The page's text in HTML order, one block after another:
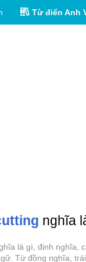
Từ điển Anh
nghĩa
là gì, định nghĩa,
Từ đồng nghĩa,